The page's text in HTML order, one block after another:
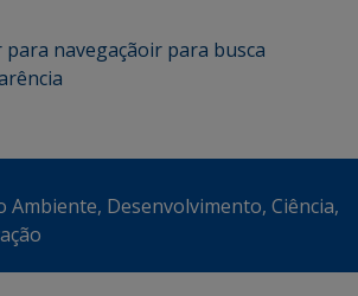
para navegaçãoir para busca
Ambiente, Desenvolvimento, Ciência,